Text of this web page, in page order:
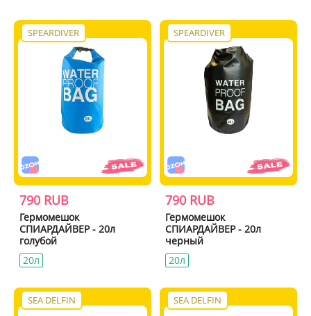
SPEARDIVER
790 RUB
Гермомешок
СПИАРДАЙВЕР - 20л
голубой
20л
SPEARDIVER
790 RUB
Гермомешок
СПИАРДАЙВЕР - 20л
черный
20л
SEA DELFIN SEA DELFIN